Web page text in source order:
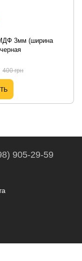
3мм (ширина
400 грн
905-29-59